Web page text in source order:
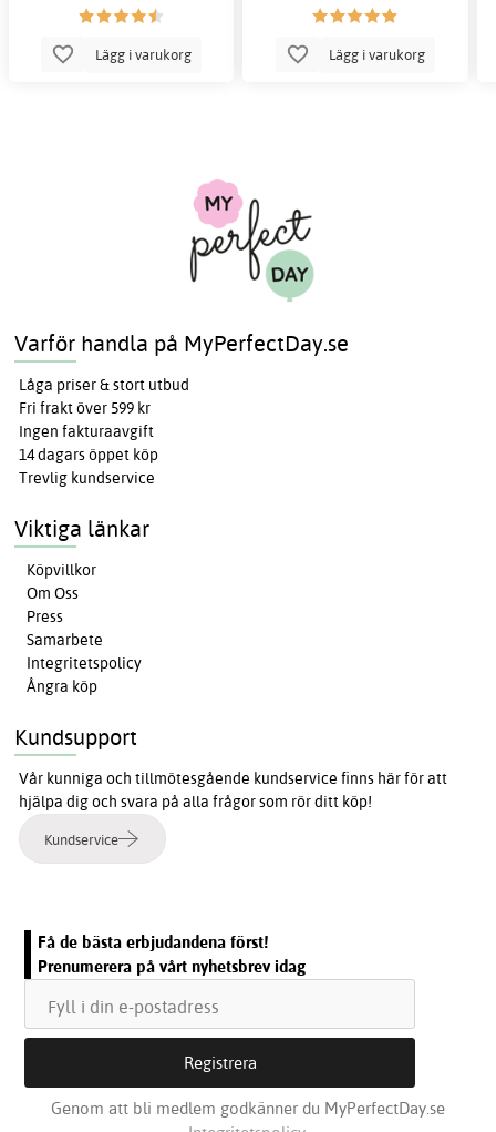
Lägg i varukorg Lägg i varukorg
Varför handla på MyPerfectDay.se
Låga priser & stort utbud
Fri frakt över 599 kr
Ingen fakturaavgift
14 dagars öppet köp
Trevlig kundservice
Viktiga länkar
Köpvillkor
Om Oss
Press
Samarbete
Integritetspolicy
Ångra köp
Kundsupport
Vår kunniga och tillmötesgående kundservice finns här för att
hjälpa dig och svara på alla frågor som rör ditt köp!
Kundservice
Få de bästa erbjudandena först!
Prenumerera på vårt nyhetsbrev idag
Genom att bli medlem godkänner du MyPerfectDay.se